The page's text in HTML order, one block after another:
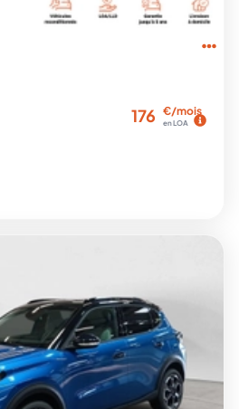
176 €/mois
en LOA